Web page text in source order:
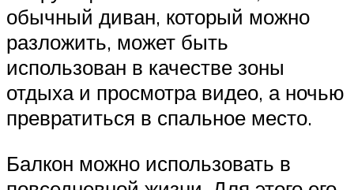
обычный диван, который можно
разложить, может быть
использован в качестве зоны
отдыха и просмотра видео, а ночью
превратиться в спальное место.
Балкон можно использовать в